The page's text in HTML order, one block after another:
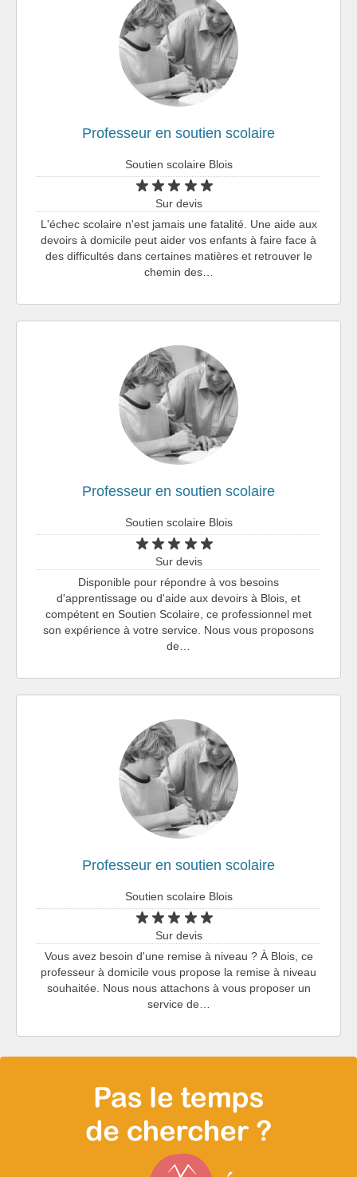
Professeur en soutien scolaire
Soutien scolaire Blois
Sur devis
L'échec scolaire n'est jamais une fatalité. Une aide aux
devoirs à domicile peut aider vos enfants à faire face à
des difficultés dans certaines matières et retrouver le
chemin des…
Professeur en soutien scolaire
Soutien scolaire Blois
Sur devis
Disponible pour répondre à vos besoins
d'apprentissage ou d'aide aux devoirs à Blois, et
compétent en Soutien Scolaire, ce professionnel met
son expérience à votre service. Nous vous proposons
de…
Professeur en soutien scolaire
Soutien scolaire Blois
Sur devis
Vous avez besoin d'une remise à niveau ? À Blois, ce
professeur à domicile vous propose la remise à niveau
souhaitée. Nous nous attachons à vous proposer un
service de…